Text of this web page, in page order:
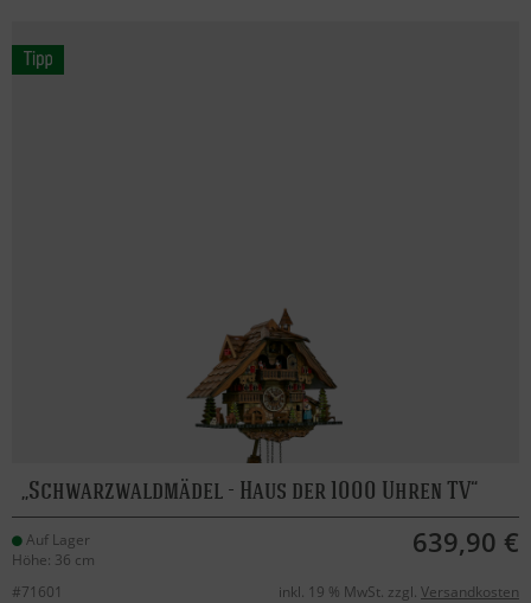
Schwarzwaldmädel - Haus der 1000 Uhren TV
Auf Lager
Höhe: 36 cm
639,90 €
#71601 inkl. 19 % MwSt. zzgl. Versandkosten